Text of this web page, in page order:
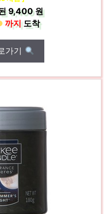
9,400 원
까지도착
가기